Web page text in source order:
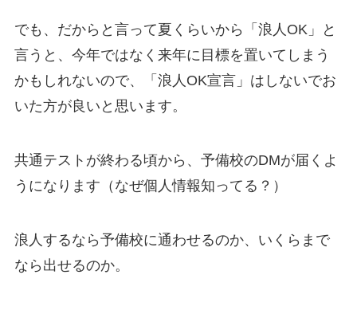
でも、だからと言って夏くらいから「浪人OK」と
言うと、今年ではなく来年に目標を置いてしまう
かもしれないので、「浪人OK宣言」はしないでお
いた方が良いと思います。
共通テストが終わる頃から、予備校のDMが届くよ
うになります（なぜ個人情報知ってる？）
浪人するなら予備校に通わせるのか、いくらまで
なら出せるのか。